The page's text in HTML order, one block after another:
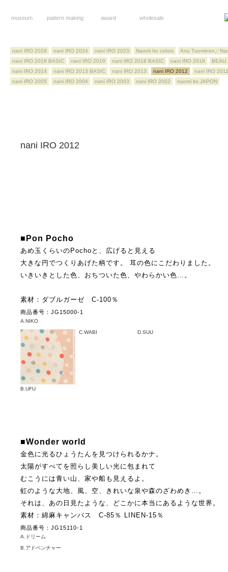
museum pattern making award wholesale
nani IRO 2026 nani IRO 2024 nani IRO 2023 Naomi Ito colors
Anu Tuominen／
nani IRO 2019 BASIC
nani IRO 2019 nani IRO 2018 BASIC nani IRO 2018
BEAU
nani IRO 2014
nani IRO 2013 BASIC nani IRO 2013 nani IRO 2012
nani IRO 2011
nani IRO 2005
nani IRO 2004 nani IRO 2003 nani IRO 2002 naomi ito JAPON
nani IRO 2012
■Pon Pocho
あめ玉くらいのPochoと、広げると見える
大きな円でつくりあげた柄です。 耳の色にこだわりました。
いきいきとした色、おちついた色、やわらかい色…。
素材：ダブルガーゼ C-100％
商品番号：JG15000-1
A.NIKO
B.UFU
C.WABI D.SUU
■Wonder world
金色に光るひょうたんを見つけられるかナ。
太陽がすべてを照らし美しい光に包まれて
むこうには青い山、家や船も見えるよ。
虹のような大地、風、空、きれいな泉や森のざわめき…。
それは、あの日見たような、どこかに本当にあるような世界。
素材：綿麻キャンバス C-85％ LINEN-15％
商品番号：JG15110-1
A.ドリーム
B.アドベンチャー